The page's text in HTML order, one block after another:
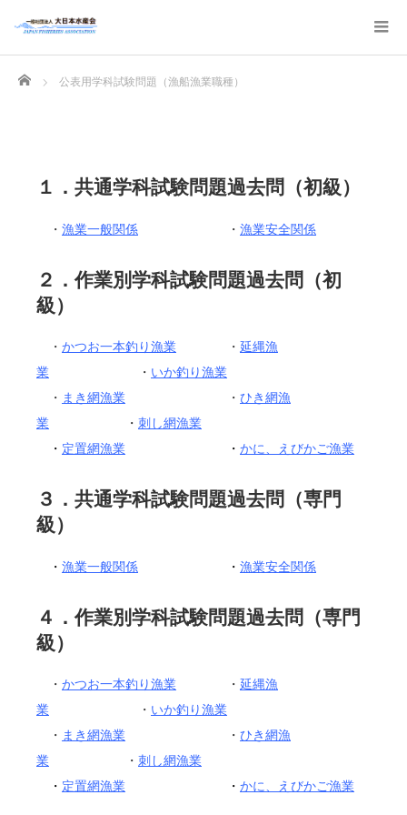
Home 公表用学科試験問題（漁船漁業職種）
１．共通学科試験問題過去問（初級）
・ 漁業一般関係 ・ 漁業安全関係
２．作業別学科試験問題過去問（初
級）
・ かつお一本釣り漁業 ・ 延縄漁
業 ・ いか釣り漁業
・ まき網漁業 ・ ひき網漁
業 ・ 刺し網漁業
・ 定置網漁業 ・ かに、えびかご漁業
３．共通学科試験問題過去問（専門
級）
・ 漁業一般関係 ・ 漁業安全関係
４．作業別学科試験問題過去問（専門
級）
・ かつお一本釣り漁業 ・ 延縄漁
業 ・ いか釣り漁業
・ まき網漁業 ・ ひき網漁
業 ・ 刺し網漁業
・ 定置網漁業 ・ かに、えびかご漁業